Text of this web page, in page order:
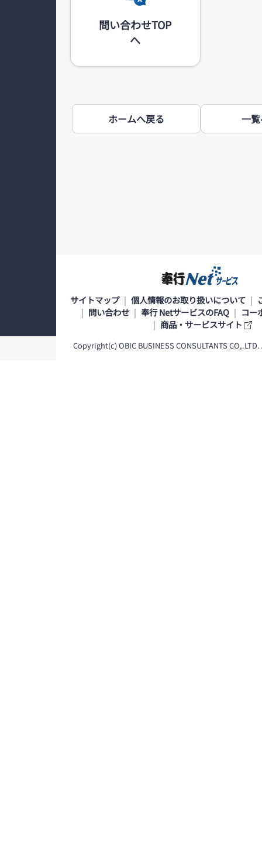
問い合わせTOP
へ
ホームへ戻る 一
サイトマップ 個人情報のお取り扱いについて
問い合わせ
奉行 NetサービスのFAQ
コー
商品・サービスサイト
Copyright(c) OBIC BUSINESS CONSULTANTS